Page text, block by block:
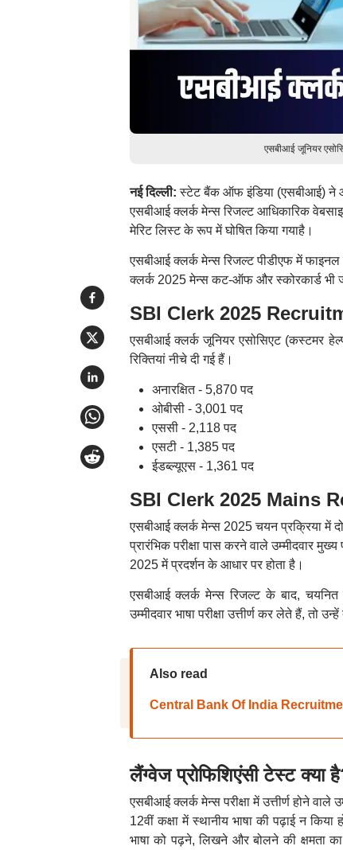
एसबीआई जूनियर
नई दिल्ली:स्टेट बैंक ऑफ इंडिया (एसबीआई) ने
एसबीआई क्लर्क मेन्स रिजल्ट आधिकारिक
मेरिट लिस्ट के रूप में घोषित किया गयाहै।
एसबीआई क्लर्क मेन्स रिजल्ट पीडीएफ में
क्लर्क 2025 मेन्स कट-ऑफ और स्कोरकार्ड भी
SBI Clerk 2025
एसबीआई क्लर्क जूनियर एसोसिएट (कस्टमर
रिक्तियां नीचे दी गई हैं।
अनारक्षित - 5,870 पद
ओबीसी - 3,001 पद
एससी - 2,118 पद
एसटी - 1,385 पद
ईडब्ल्यूएस - 1,361 पद
SBI Clerk 2025 Mains
एसबीआई क्लर्क मेन्स 2025 चयन प्रक्रिया में
प्रारंभिक परीक्षा पास करने वाले उम्मीदवार
2025 में प्रदर्शन के आधार पर होता है।
एसबीआई क्लर्क मेन्स रिजल्ट के बाद, चयनित
उम्मीदवार भाषा परीक्षा उत्तीर्ण कर लेते हैं, तो
Also read
Central Bank Of India
लैंग्वेज प्रोफिशिएंसी टेस्ट क्या
एसबीआई क्लर्क मेन्स परीक्षा में उत्तीर्ण होने वाले
12वीं कक्षा में स्थानीय भाषा की पढ़ाई न
भाषा को पढ़ने, लिखने और बोलने की क्षमता